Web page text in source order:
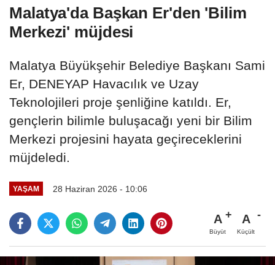
Malatya'da Başkan Er'den 'Bilim
Merkezi' müjdesi
Malatya Büyükşehir Belediye Başkanı Sami
Er, DENEYAP Havacılık ve Uzay
Teknolojileri proje şenliğine katıldı. Er,
gençlerin bilimle buluşacağı yeni bir Bilim
Merkezi projesini hayata geçireceklerini
müjdeledi.
YAŞAM 28 Haziran 2026 - 10:06
A
Büyüt
A
Küçült